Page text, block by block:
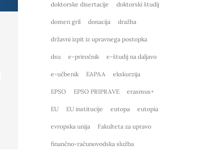
doktorske disertacije doktorski študij
domen gril donacija dražba
državni izpit iz upravnega postopka
dsu e-priročnik e-študij na daljavo
e-učbenik EAPAA ekskurzija
EPSO EPSO PRIPRAVE erasmus+
EU EU institucije eutopa eutopia
evropska unija Fakulteta za upravo
finančno-računovodska služba